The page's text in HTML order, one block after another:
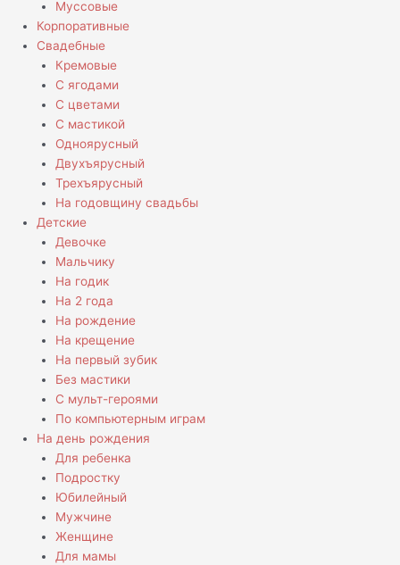
Муссовые
Корпоративные
Свадебные
Кремовые
С ягодами
С цветами
С мастикой
Одноярусный
Двухъярусный
Трехъярусный
На годовщину свадьбы
Детские
Девочке
Мальчику
На годик
На 2 года
На рождение
На крещение
На первый зубик
Без мастики
С мульт-героями
По компьютерным играм
На день рождения
Для ребенка
Подростку
Юбилейный
Мужчине
Женщине
Для мамы